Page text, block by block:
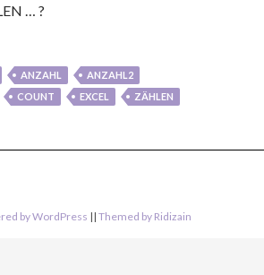
… ?
ANZAHL
ANZAHL2
COUNT EXCEL ZÄHLEN
by WordPress || Themed by Ridizain